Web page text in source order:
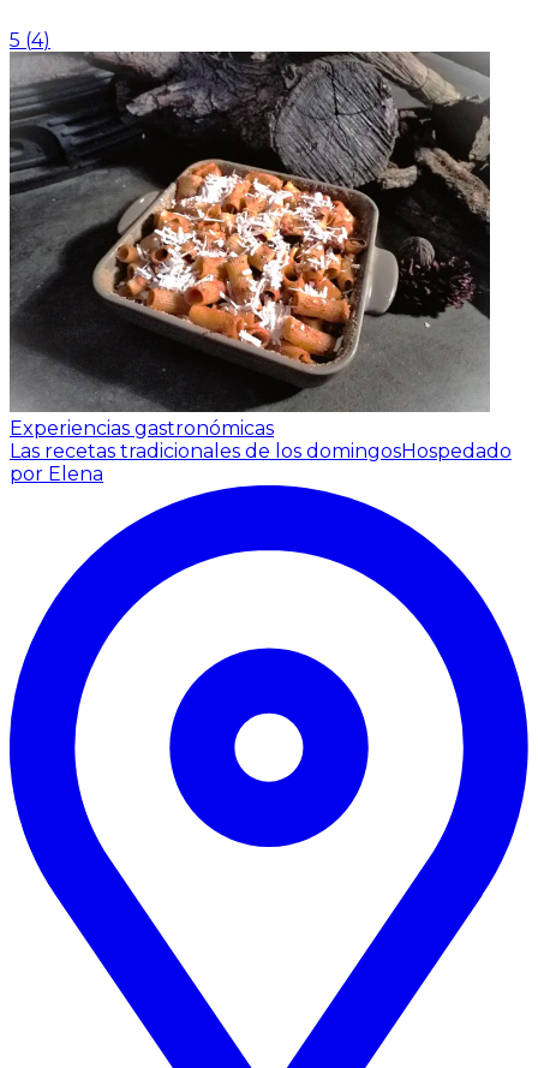
5 (4)
Experiencias gastronómicas
Las recetas tradicionales de los domingosHospedado
por Elena